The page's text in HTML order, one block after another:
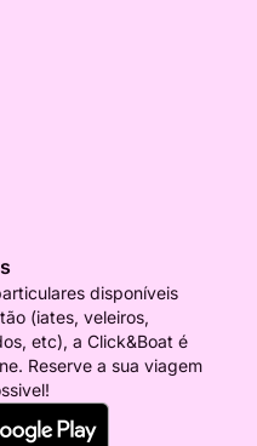
disponíveis
(iates, veleiros,
etc), a Click&Boat é
Reserve a sua viagem